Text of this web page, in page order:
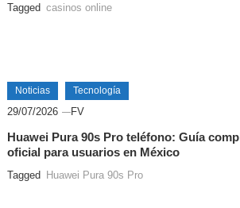
Tagged casinos online
Noticias Tecnología
29/07/2026 FV
Huawei Pura 90s Pro teléfono: Guía
oficial para usuarios en México
Tagged Huawei Pura 90s Pro